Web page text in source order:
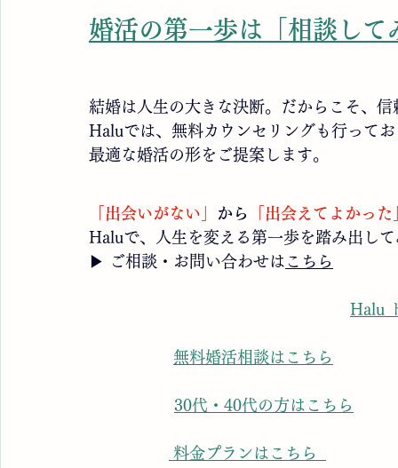
婚活の第一歩は「相談して
結婚は人生の大きな決断。だからこそ、
Haluでは、無料カウンセリングも行って
最適な婚活の形をご提案します。
「出会いがない」 から
「出会えてよかった
Haluで、人生を変える第一歩を踏み出し
▶ ご相談・お問い合わせは こちら
Halu
無料婚活相談はこちら
30代・40代の方はこちら
料金プランはこちら